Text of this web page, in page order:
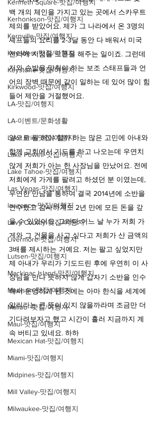
Kenneth Square-맛집/여행지
Kerhonkson-맛집/여행지
Kernville-맛집/여행지
Key West-맛집/여행지
Keystone-맛집/여행지
Kirkwood-맛집/여행지
LA-맛집/여행지
LA-이벤트/문화생활
Lake Erie-맛집/여행지
Lake Powell-맛집/여행지
Lake Tahoe-맛집/여행지
Las Vegas-맛집/여행지
lawrence-맛집/여행지
Levy County-맛집/여행지
Livermore-맛집/여행지
Lutsen-맛집/여행지
Mackinac Island-맛집/여행지
Madison-맛집/여행지
Malibu -맛집/여행지
Maui-맛집/여행지
Mexican Hat-맛집/여행지
Miami-맛집/여행지
Midpines-맛집/여행지
Mill Valley-맛집/여행지
Milwaukee-맛집/여행지
백 개의 체인을 가지고 있는 곳에서 스카우트
제의를 받았어요. 제가 그 나라에서 온 3명의
셰프들의 요리를 2-3달 동안 다 배워서 미국
전역에 지점을 오픈을 해주는 일이죠. 그런데
저와 손발을 맞춰야 하는 보조 스태프들과 언
어의 장벽 때문에 같이 일하는 데 있어 많이 힘
들어 제안을 거절했어요.
앞으로 뭘 해야 할까 하는 많은 고민에 아내와
함께 교회에서 기도를 하고 나오는데 우연치
않게 저희가 아는 한 사장님을 만났어요. 전에
저희에게 가게를 팔려고 하셨던 분 이였는데,
우연한 만남을 통하여 결국 2014년에 소반을
인수했고 감사하게도 2년 만에 모든 돈을 갚
을 수 있었어요. 그러다 어느 날 누가 저희 가
게와 그 건물을 사고 싶다고 저희가 산 금액의
3배를 제시하는 거예요. 저는 팔고 싶었지만
제 아내가 우리가 기도드린 후에 우연히 이 사
장님을 만나 뜻하지 않게 갑자기 소반을 인수
해서 운영하게 된 것에는 아마 한식을 세계에
알리라는 큰 뜻이 있지 않을까라며 조금만 더
기다려보자고 했고 시간이 흘러 지금까지 계
속 버티고 있네요. 하하